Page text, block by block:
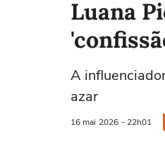
Luana
A
azar
16 mai 2026 - 22h01